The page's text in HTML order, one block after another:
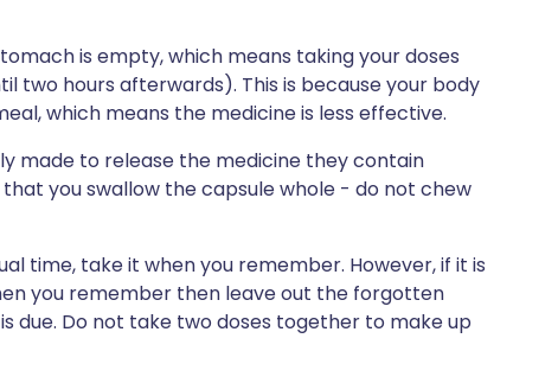
is empty, which means taking your doses
two hours afterwards). This is because your body
which means the medicine is less effective.
made to release the medicine they contain
you swallow the capsule whole - do not chew
time, take it when you remember. However, if it is
you remember then leave out the forgotten
due. Do not take two doses together to make up